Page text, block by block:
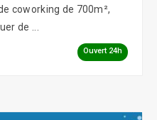
coworking de 700m²,
de ...
Ouvert 24h